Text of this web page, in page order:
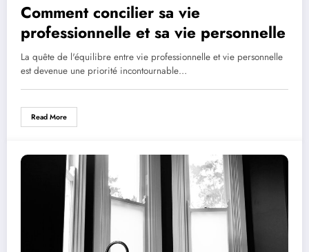
Comment concilier sa vie
professionnelle et sa vie personnelle
La quête de l'équilibre entre vie professionnelle et vie personnelle
est devenue une priorité incontournable…
Read More